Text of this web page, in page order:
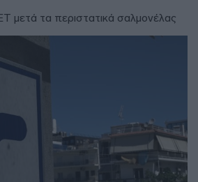
μετά τα περιστατικά σαλμονέλας